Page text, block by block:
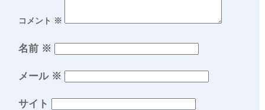
コメント ※
名前 ※
メール ※
サイト